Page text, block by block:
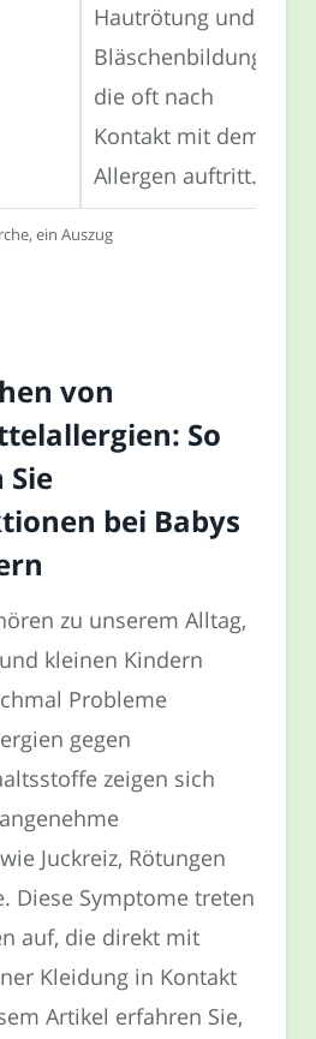
Hautrötung und
Bläschenbildung,
die oft nach
Kontakt mit dem
Allergen auftritt.
ein Auszug
von
So
bei Babys
zu unserem Alltag,
kleinen Kindern
Probleme
gegen
zeigen sich
Juckreiz, Rötungen
Diese Symptome treten
auf, die direkt mit
Kleidung in Kontakt
Artikel erfahren Sie,